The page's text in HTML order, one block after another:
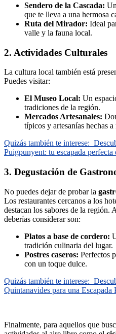
Sendero de la Cascada:
que te lleva a una hermosa
Ruta del Mirador: Ideal
valle y la fauna local.
2. Actividades Culturales
La cultura local también está
Puedes visitar:
El Museo Local: Un
tradiciones de la región.
Mercados Artesanales:
típicos y artesanías hechas a
Quizás también te interese:
Puigpunyent: tu escapada perfecta
3. Degustación de
No puedes dejar de probar la
Los restaurantes cercanos a los
destacan los sabores de la región.
deberías considerar son:
Platos a base de cordero:
tradición culinaria del lugar.
Postres caseros: Perfectos
con un toque dulce.
Quizás también te interese:
Quintanavides para una Escapada
Finalmente, para aquellos que